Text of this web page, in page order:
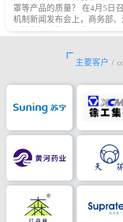
罩等产品的质量？ 在4月5日
机制新闻发布会上，商务部
局等部门进行了回应。
主要客户 /